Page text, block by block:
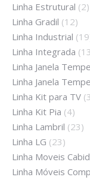
Linha Estrutural (2)
Linha Gradil (12)
Linha Industrial
Linha Integrada
Linha Janela
Linha Janela
Linha Kit para TV
Linha Kit Pia (4)
Linha Lambril (23)
Linha LG (23)
Linha Moveis
Linha Móveis